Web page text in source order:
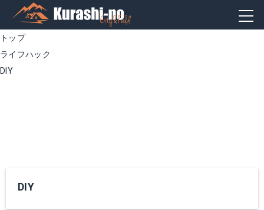
トップ
ライフハック
DIY
DIY